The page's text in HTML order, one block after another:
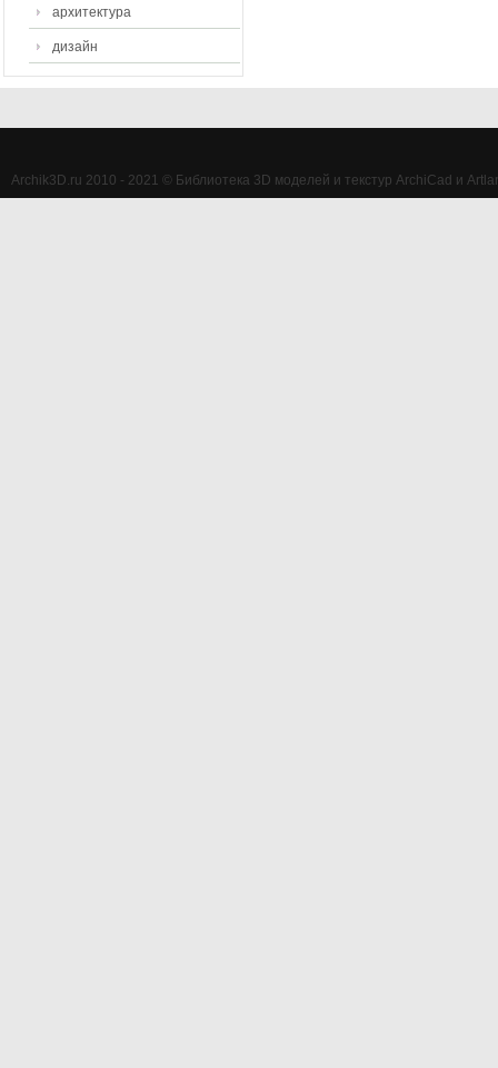
архитектура
дизайн
Archik3D.ru 2010 - 2021 © Библиотека 3D моделей и текстур ArchiCad и